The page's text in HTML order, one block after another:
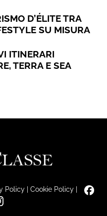
D’ÉLITE TRA
SU MISURA
ITINERARI
TERRA E SEA
Policy| Cookie Policy|